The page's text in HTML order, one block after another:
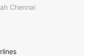
Chennai
: